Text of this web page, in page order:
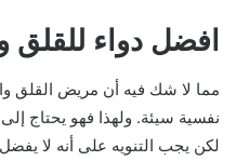
افضل دواء للقلق
مما لا شك فيه أن مريض القلق
نفسية سيئة. ولهذا فهو يحتاج
لكن يجب التنويه على أنه لا